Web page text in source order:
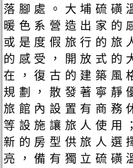
落腳處。大埔硫磺
暖色系營造出家的
或是度假旅行的旅
的感受，開放式的
在，復古的建築風
規劃，散發著寧靜
旅館內設置有商務
等設施讓旅人使用
新的房型供旅人選
亮，備有獨立硫磺